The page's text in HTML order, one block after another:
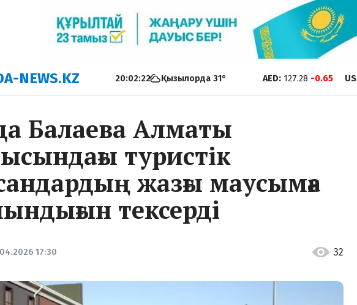
NEWS.KZ 20:02:23 Қызылорда 31° AED: 127.28 -0.65
Балаева Алматы
туристік
жазғы маусымға
тексерді
17:30 32